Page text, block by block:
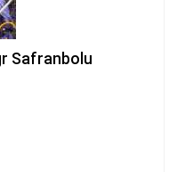
Safranbolu